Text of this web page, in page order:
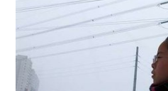
移，其持久和酷烈的程度
象。关键是，这一年正在
无终止的迹象，甚至在某
在这种情势之下，“隔离”
得了更加严峻和丰富的语